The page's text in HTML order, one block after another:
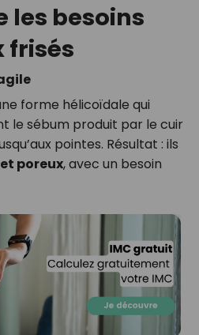
les besoins
frisés
forme hélicoïdale qui
le sébum produit par le cuir
pointes. Résultat : ils
poreux, avec un besoin